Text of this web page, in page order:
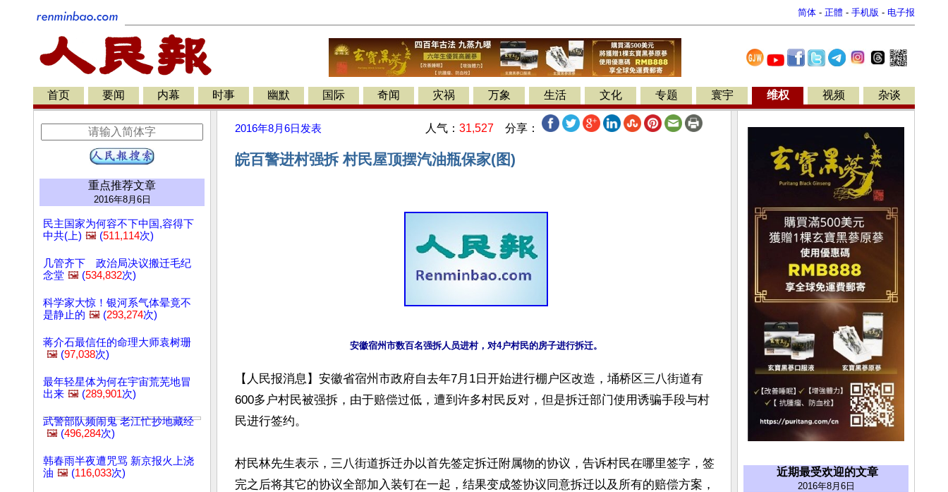
简体 - 正體 - 手机版 - 电子报
首页 要闻 内幕 时事 幽默 国际 奇闻 灾祸 万象 生活 文化 专题 寰宇 维权 视频 杂谈
重点推荐文章
2016年8月6日
民主国家为何容不下中国,容得下
中共(上) 🖼️ (511,114次)
几管齐下 政治局决议搬迁毛纪
念堂 🖼️ (534,832次)
科学家大惊！银河系气体晕竟不
是静止的 🖼️ (293,274次)
蒋介石最信任的命理大师袁树珊
🖼️ (97,038次)
最年轻星体为何在宇宙荒芜地冒
出来 🖼️ (289,901次)
武警部队频闹鬼 老江忙抄地藏经
🖼️ (496,284次)
韩春雨半夜遭咒骂 新京报火上浇
油 🖼️ (116,033次)
2016年8月6日 发表 人气： 31,527 分享：
皖百警进村强拆 村民屋顶摆汽油瓶保家(图)
【人民报消息】安徽省宿州市政府自去年7月1日开始进行棚户区改造，埇桥区三八街道有
600多户村民被强拆，由于赔偿过低，遭到许多村民反对，但是拆迁部门使用诱骗手段与村
民进行签约。
村民林先生表示，三八街道拆迁办以首先签定拆迁附属物的协议，告诉村民在哪里签字，签
完之后将其它的协议全部加入装钉在一起，结果变成签协议同意拆迁以及所有的赔偿方案，
近期最受欢迎的文章
2016年8月6日